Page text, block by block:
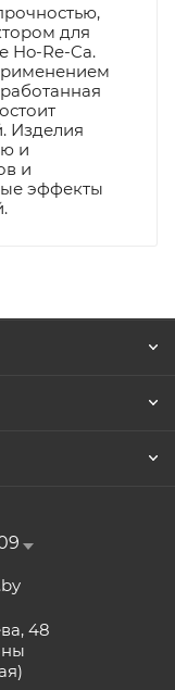
для
Ho-Re-Ca.
Изделия
и
и
эффекты
48